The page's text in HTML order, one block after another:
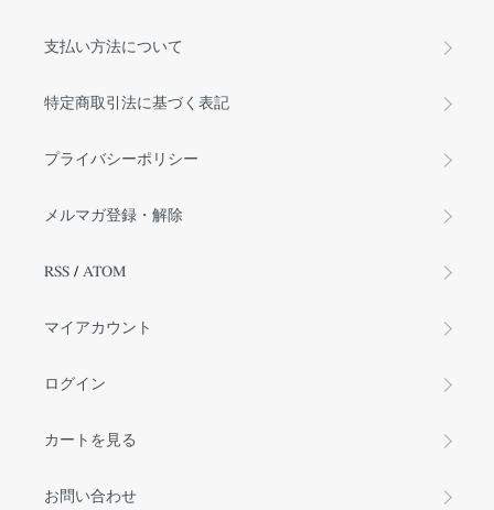
支払い方法について
特定商取引法に基づく表記
プライバシーポリシー
メルマガ登録・解除
RSS / ATOM
マイアカウント
ログイン
カートを見る
お問い合わせ